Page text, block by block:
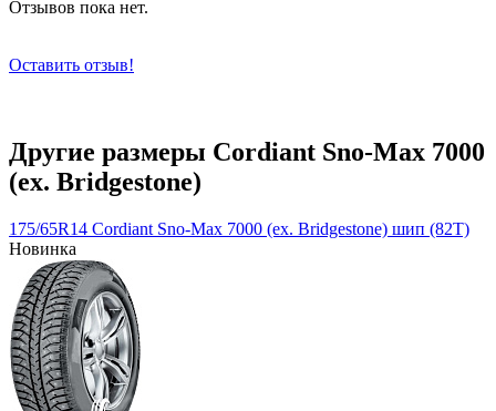
Отзывов пока нет.
Оставить отзыв!
Другие размеры Cordiant Sno-Max 7000
(ex. Bridgestone)
175/65R14 Cordiant Sno-Max 7000 (ex. Bridgestone) шип (82T)
Новинка